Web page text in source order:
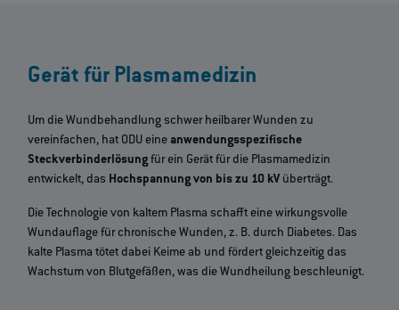
Gerät für Plasmamedizin
Um die Wundbehandlung schwer heilbarer Wunden zu
vereinfachen, hat ODU eine anwendungsspezifische
Steckverbinderlösungfür ein Gerät für die Plasmamedizin
entwickelt, das Hochspannung von bis zu 10 kV überträgt.
Die Technologie von kaltem Plasma schafft eine wirkungsvolle
Wundauflage für chronische Wunden, z. B. durch Diabetes. Das
kalte Plasma tötet dabei Keime ab und fördert gleichzeitig das
Wachstum von Blutgefäßen, was die Wundheilung beschleunigt.